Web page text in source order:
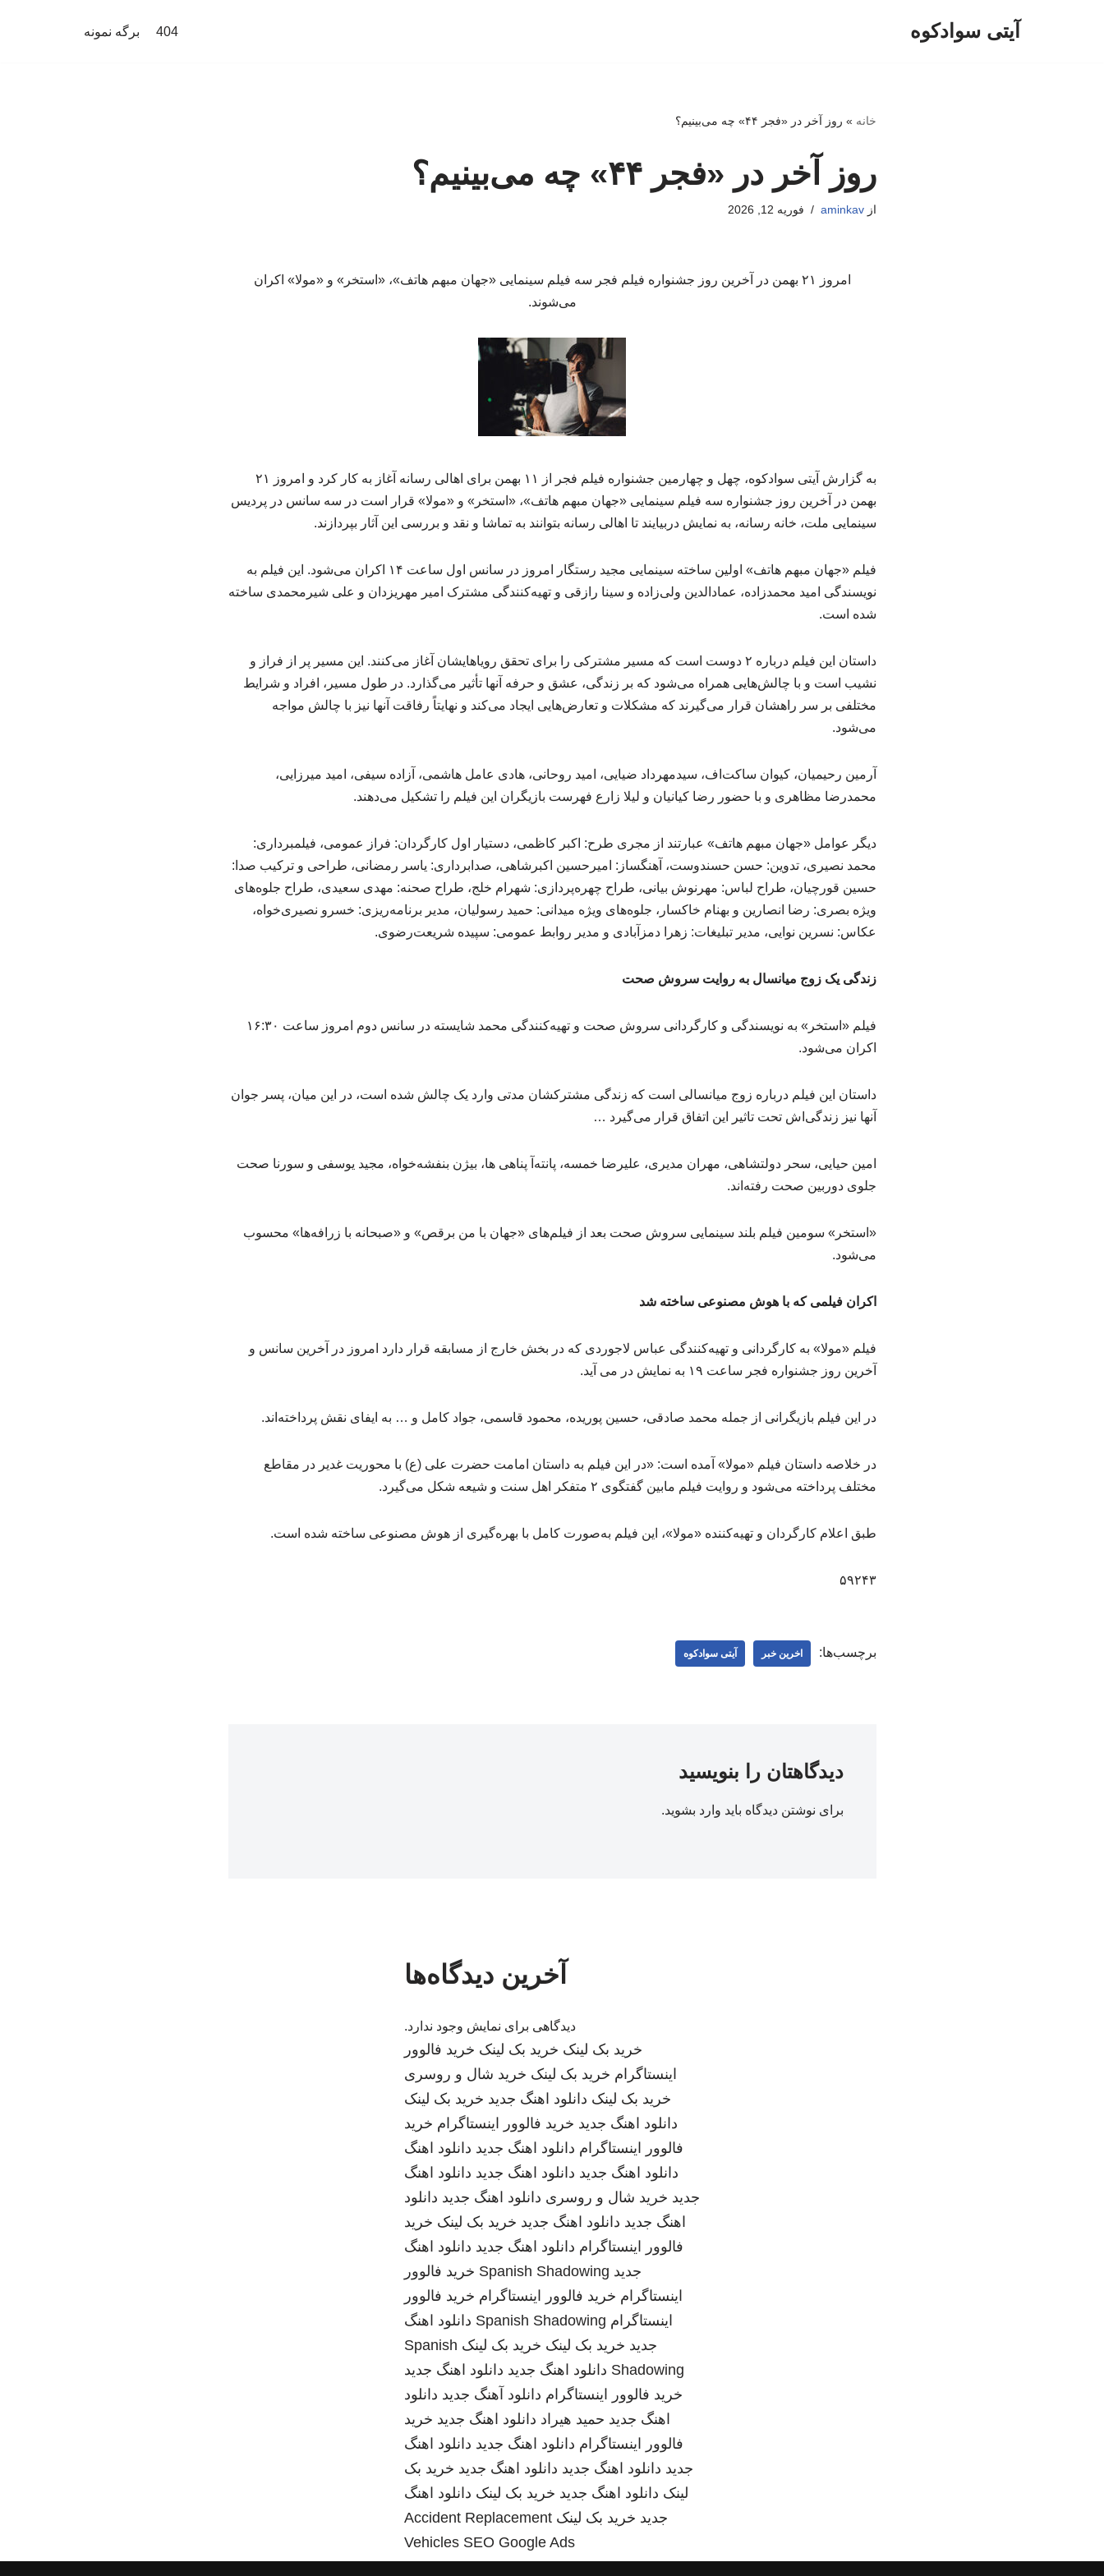
آیتی سوادکوه 404 برگه نمونه
خانه » روز آخر در «فجر ۴۴» چه می‌بینیم؟
روز آخر در «فجر ۴۴» چه می‌بینیم؟
ازaminkav فوریه 12, 2026
امروز ۲۱ بهمن در آخرین روز جشنواره فیلم فجر سه فیلم سینمایی «جهان مبهم هاتف»، «استخر» و «مولا» اکران
می‌شوند.
به گزارش آیتی سوادکوه، چهل و چهارمین جشنواره فیلم فجر از ۱۱ بهمن برای اهالی رسانه آغاز به کار کرد و امروز ۲۱
بهمن در آخرین روز جشنواره سه فیلم سینمایی «جهان مبهم هاتف»، «استخر» و «مولا» قرار است در سه سانس در پردیس
سینمایی ملت، خانه رسانه، به نمایش دربیایند تا اهالی رسانه بتوانند به تماشا و نقد و بررسی این آثار بپردازند.
فیلم «جهان مبهم هاتف» اولین ساخته سینمایی مجید رستگار امروز در سانس اول ساعت ۱۴ اکران می‌شود. این فیلم به
نویسندگی امید محمدزاده، عمادالدین ولی‌زاده و سینا رازقی و تهیه‌کنندگی مشترک امیر مهریزدان و علی شیرمحمدی ساخته
شده است.
داستان این فیلم درباره ۲ دوست است که مسیر مشترکی را برای تحقق رویاهایشان آغاز می‌کنند. این مسیر پر از فراز و
نشیب است و با چالش‌هایی همراه می‌شود که بر زندگی، عشق و حرفه آنها تأثیر می‌گذارد. در طول مسیر، افراد و شرایط
مختلفی بر سر راهشان قرار می‌گیرند که مشکلات و تعارض‌هایی ایجاد می‌کند و نهایتاً رفاقت آنها نیز با چالش مواجه
می‌شود.
آرمین رحیمیان، کیوان ساکت‌اف، سیدمهرداد ضیایی، امید روحانی، هادی عامل هاشمی، آزاده سیفی، امید میرزایی،
محمدرضا مظاهری و با حضور رضا کیانیان و لیلا زارع فهرست بازیگران این فیلم را تشکیل می‌دهند.
دیگر عوامل «جهان مبهم هاتف» عبارتند از مجری طرح: اکبر کاظمی، دستیار اول کارگردان: فراز عمومی، فیلمبرداری:
محمد نصیری، تدوین: حسن حسندوست، آهنگساز: امیرحسین اکبرشاهی، صدابرداری: یاسر رمضانی، طراحی و ترکیب صدا:
حسین قورچیان، طراح لباس: مهرنوش بیانی، طراح چهره‌پردازی: شهرام خلج، طراح صحنه: مهدی سعیدی، طراح جلوه‌های
ویژه بصری: رضا انصارین و بهنام خاکسار، جلوه‌های ویژه میدانی: حمید رسولیان، مدیر برنامه‌ریزی: خسرو نصیری‌خواه،
عکاس: نسرین نوایی، مدیر تبلیغات: زهرا دمزآبادی و مدیر روابط عمومی: سپیده شریعت‌رضوی.
زندگی یک زوج میانسال به روایت سروش صحت
فیلم «استخر» به نویسندگی و کارگردانی سروش صحت و تهیه‌کنندگی محمد شایسته در سانس دوم امروز ساعت ۱۶:۳۰
اکران می‌شود.
داستان این فیلم درباره زوج میانسالی است که زندگی‌ مشترکشان مدتی وارد یک چالش شده است، در این میان، پسر جوان
آنها نیز زندگی‌اش تحت تاثیر این اتفاق قرار می‌گیرد …
امین حیایی، سحر دولتشاهی، مهران مدیری، علیرضا خمسه، پانته‌آ پناهی ها، بیژن بنفشه‌خواه، مجید یوسفی و سورنا صحت
جلوی دوربین صحت رفته‌اند.
«استخر» سومین فیلم بلند سینمایی سروش صحت بعد از فیلم‌های «جهان با من برقص» و «صبحانه با زرافه‌ها» محسوب
می‌شود.
اکران فیلمی که با هوش مصنوعی ساخته شد
فیلم «مولا» به کارگردانی و تهیه‌کنندگی عباس لاجوردی که در بخش خارج از مسابقه قرار دارد امروز در آخرین سانس و
آخرین روز جشنواره فجر ساعت ۱۹ به نمایش در می آید.
در این فیلم بازیگرانی از جمله محمد صادقی، حسین پوریده، محمود قاسمی، جواد کامل و … به ایفای نقش پرداخته‌اند.
در خلاصه داستان فیلم «مولا» آمده است: «در این فیلم به داستان امامت حضرت علی (ع) با محوریت غدیر در مقاطع
مختلف پرداخته می‌شود و روایت فیلم مابین گفتگوی ۲ متفکر اهل سنت و شیعه شکل می‌گیرد.
طبق اعلام کارگردان و تهیه‌کننده «مولا»، این فیلم به‌صورت کامل با بهره‌گیری از هوش مصنوعی ساخته شده است.
۵۹۲۴۳
برچسب‌ها: اخرین خبر آیتی سوادکوه
دیدگاهتان را بنویسید
برای نوشتن دیدگاه باید وارد بشوید.
آخرین دیدگاه‌ها
دیدگاهی برای نمایش وجود ندارد.
خرید بک لینک خرید بک لینک خرید فالوور
اینستاگرام خرید بک لینک خرید شال و روسری
خرید بک لینک دانلود اهنگ جدید خرید بک لینک
دانلود اهنگ جدید خرید فالوور اینستاگرام خرید
فالوور اینستاگرام دانلود اهنگ جدید دانلود اهنگ
دانلود اهنگ جدید دانلود اهنگ جدید دانلود اهنگ
جدید خرید شال و روسری دانلود اهنگ جدید دانلود
اهنگ جدید دانلود اهنگ جدید خرید بک لینک خرید
فالوور اینستاگرام دانلود اهنگ جدید دانلود اهنگ
جدید Spanish Shadowing خرید فالوور
اینستاگرام خرید فالوور اینستاگرام خرید فالوور
اینستاگرام Spanish Shadowing دانلود اهنگ
جدید خرید بک لینک خرید بک لینک Spanish
Shadowing دانلود اهنگ جدید دانلود اهنگ جدید
خرید فالوور اینستاگرام دانلود آهنگ جدید دانلود
اهنگ جدید حمید هیراد دانلود اهنگ جدید خرید
فالوور اینستاگرام دانلود اهنگ جدید دانلود اهنگ
جدید دانلود اهنگ جدید دانلود اهنگ جدید خرید بک
لینک دانلود اهنگ جدید خرید بک لینک دانلود اهنگ
جدید خرید بک لینک Accident Replacement
Vehicles SEO Google Ads